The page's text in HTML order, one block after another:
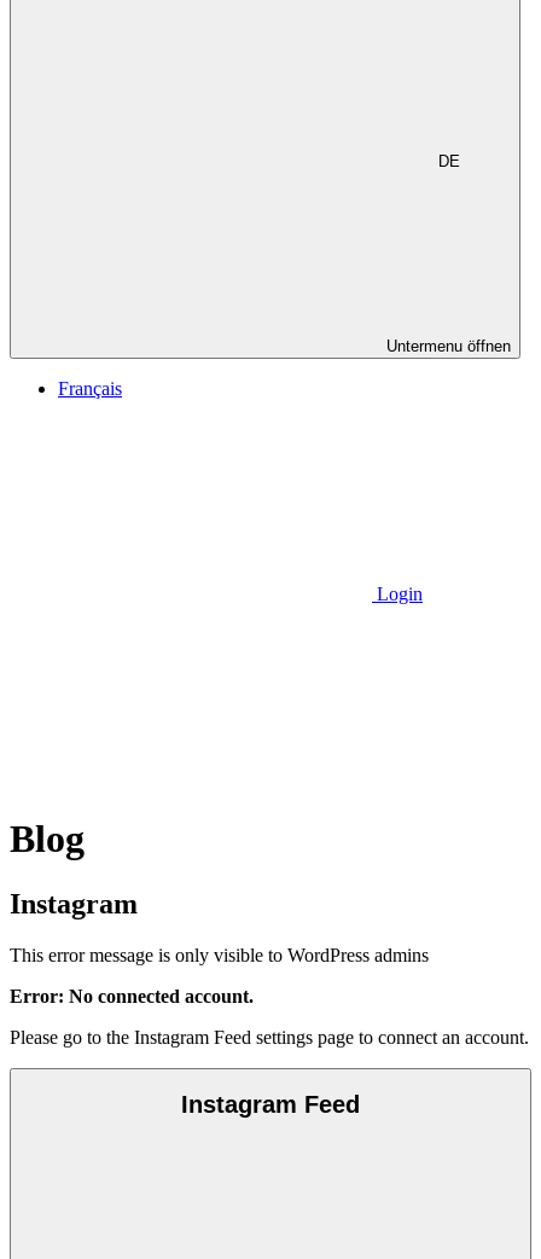
DE
Untermenu öffnen
Français
Login
Blog
Instagram
This error message is only visible to WordPress admins
Error: No connected account.
Please go to the Instagram Feed settings page to connect an account.
Instagram Feed